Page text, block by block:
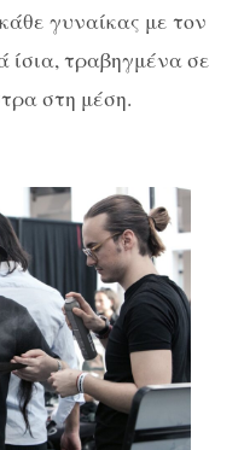
γυναίκας με τον
ίσια, τραβηγμένα σε
στη μέση.